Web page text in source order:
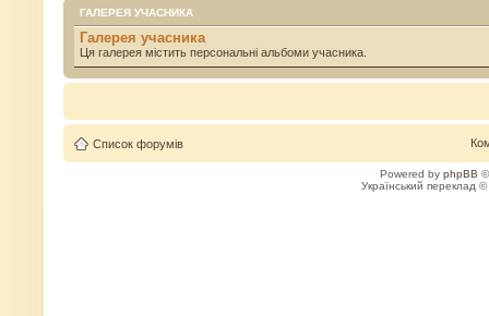
ГАЛЕРЕЯ УЧАСНИКА
Галерея учасника
Ця галерея містить персональні альбоми учасника.
Список форумів
Powered by phpBB
Український переклад